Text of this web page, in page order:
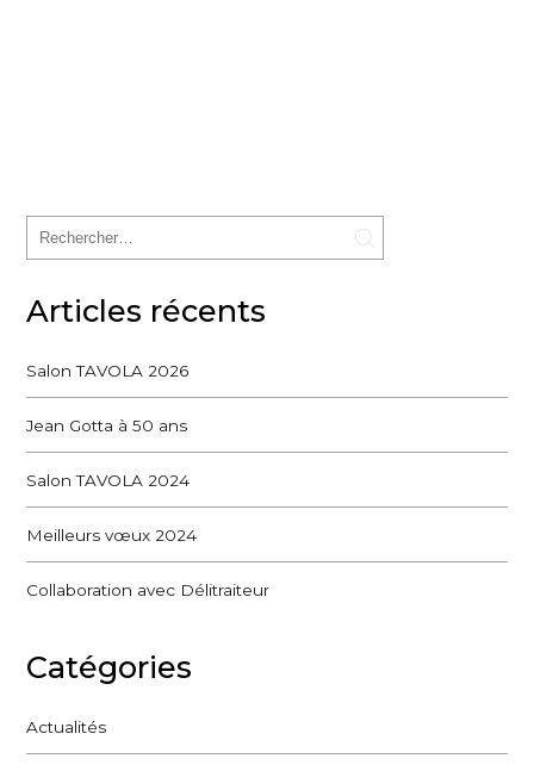
Articles récents
Salon TAVOLA 2026
Jean Gotta à 50 ans
Salon TAVOLA 2024
Meilleurs vœux 2024
Collaboration avec Délitraiteur
Catégories
Actualités